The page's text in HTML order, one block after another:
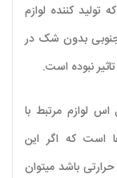
کننده لوازم
جنوبی بدون شک در
نبوده است.
لوازم مرتبط با
است که اگر این
باشد میتوان